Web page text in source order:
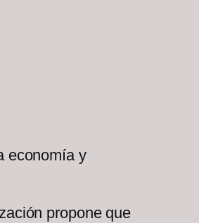
economía y
propone que